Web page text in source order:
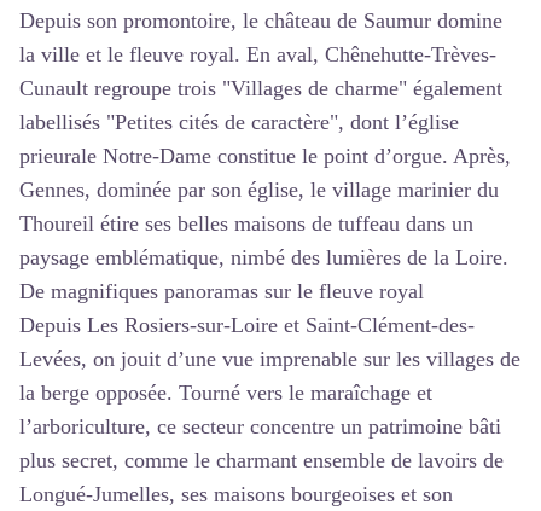
Depuis son promontoire, le château de Saumur domine
la ville et le fleuve royal. En aval, Chênehutte-Trèves-
Cunault regroupe trois "Villages de charme" également
labellisés "Petites cités de caractère", dont l’église
prieurale Notre-Dame constitue le point d’orgue. Après,
Gennes, dominée par son église, le village marinier du
Thoureil étire ses belles maisons de tuffeau dans un
paysage emblématique, nimbé des lumières de la Loire.
De magnifiques panoramas sur le fleuve royal
Depuis Les Rosiers-sur-Loire et Saint-Clément-des-
Levées, on jouit d’une vue imprenable sur les villages de
la berge opposée. Tourné vers le maraîchage et
l’arboriculture, ce secteur concentre un patrimoine bâti
plus secret, comme le charmant ensemble de lavoirs de
Longué-Jumelles, ses maisons bourgeoises et son